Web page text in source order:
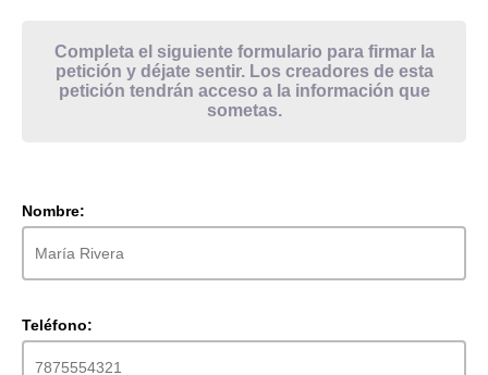
Completa el siguiente formulario para firmar la
petición y déjate sentir. Los creadores de esta
petición tendrán acceso a la información que
sometas.
Nombre:
Teléfono: